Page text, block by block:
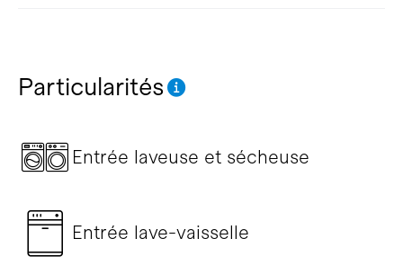
Particularités
Entrée laveuse et sécheuse
Entrée lave-vaisselle